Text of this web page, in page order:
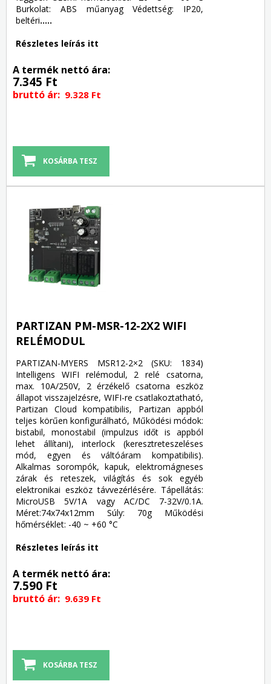
Burkolat: ABS műanyag Védettség: IP20,
beltéri.....
Részletes leírás itt
A termék nettó ára:
7.345 Ft
bruttó ár: 9.328 Ft
PARTIZAN PM-MSR-12-2X2 WIFI
RELÉMODUL
PARTIZAN-MYERS MSR12-2×2 (SKU: 1834)
Intelligens WIFI relémodul, 2 relé csatorna,
max. 10A/250V, 2 érzékelő csatorna eszköz
állapot visszajelzésre, WIFI-re csatlakoztatható,
Partizan Cloud kompatibilis, Partizan appból
teljes körűen konfigurálható, Működési módok:
bistabil, monostabil (impulzus időt is appból
lehet állítani), interlock (keresztreteszeléses
mód, egyen és váltóáram kompatibilis).
Alkalmas sorompók, kapuk, elektromágneses
zárak és reteszek, világítás és sok egyéb
elektronikai eszköz távvezérlésére. Tápellátás:
MicroUSB 5V/1A vagy AC/DC 7-32V/0.1A.
Méret:74x74x12mm Súly: 70g Működési
hőmérséklet: -40 ~ +60 °C
Részletes leírás itt
A termék nettó ára:
7.590 Ft
bruttó ár: 9.639 Ft